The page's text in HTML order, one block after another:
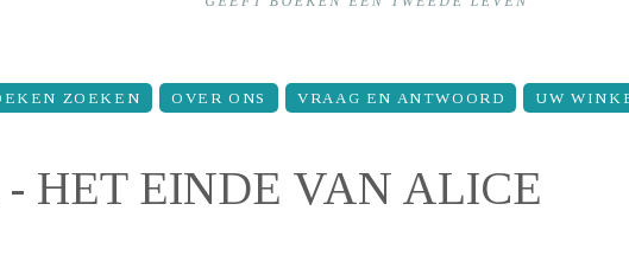
ZOEKEN OVER ONS VRAAG EN ANTWOORD UW
- HET EINDE VAN ALICE